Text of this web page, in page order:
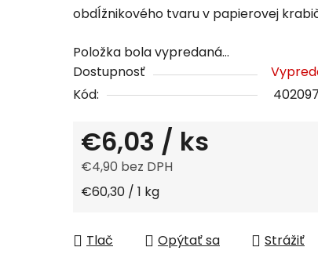
0,0
5
hviezdičiek.
obdĺžnikového tvaru v papierovej
Položka bola vypredaná…
Dostupnosť
Kód:
€6,03 / ks
€4,90 bez DPH
Jednotková cena:
€60,30 / 1 kg
Tlač Opýtať sa Strážiť